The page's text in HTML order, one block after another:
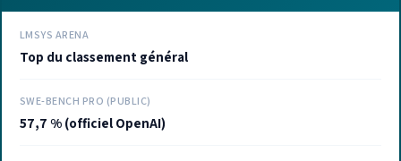
LMSYS ARENA
Top du classement général
SWE-BENCH PRO (PUBLIC)
57,7 % (officiel OpenAI)